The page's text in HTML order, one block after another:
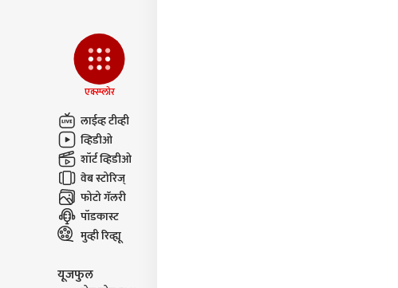
एक्स्प्लोर
लाईव्ह टीव्ही
व्हिडीओ
शॉर्ट व्हिडीओ
वेब स्टोरिज्
फोटो गॅलरी
पॉडकास्ट
मुव्ही रिव्ह्यू
यूजफुल